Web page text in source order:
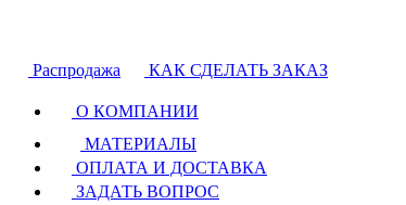
Распродажа КАК СДЕЛАТЬ ЗАКАЗ
О КОМПАНИИ
МАТЕРИАЛЫ
ОПЛАТА И ДОСТАВКА
ЗАДАТЬ ВОПРОС